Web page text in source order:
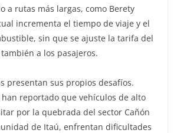
a rutas más largas, como Berety
incrementa el tiempo de viaje y el
sin que se ajuste la tarifa del
a los pasajeros.
presentan sus propios desafíos.
reportado que vehículos de alto
por la quebrada del sector Cañón
de Itaú, enfrentan dificultades